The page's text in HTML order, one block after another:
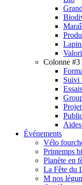
Colonne #3
Suivi
Événements
Vélo
Printemps
Planète en
La Fête du
M nos